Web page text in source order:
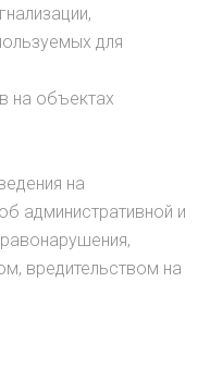
для
на объектах
на
административной и
вредительством на